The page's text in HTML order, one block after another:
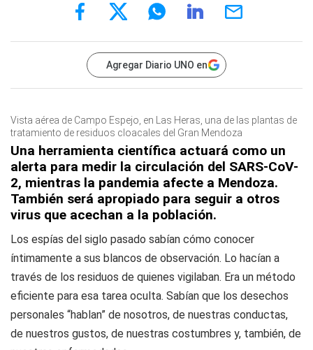
Agregar Diario UNO en
Vista aérea de Campo Espejo, en Las Heras, una de las plantas de
tratamiento de residuos cloacales del Gran Mendoza
Una herramienta científica actuará como un
alerta para medir la circulación del SARS-CoV-
2, mientras la pandemia afecte a Mendoza.
También será apropiado para seguir a otros
virus que acechan a la población.
Los espías del siglo pasado sabían cómo conocer
íntimamente a sus blancos de observación. Lo hacían a
través de los residuos de quienes vigilaban. Era un método
eficiente para esa tarea oculta. Sabían que los desechos
personales “hablan” de nosotros, de nuestras conductas,
de nuestros gustos, de nuestras costumbres y, también, de